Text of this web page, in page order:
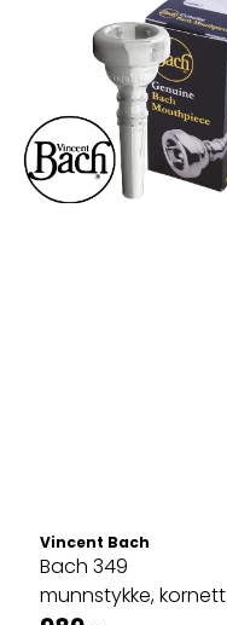
Vincent Bach
Bach 349
munnstykke, kornett